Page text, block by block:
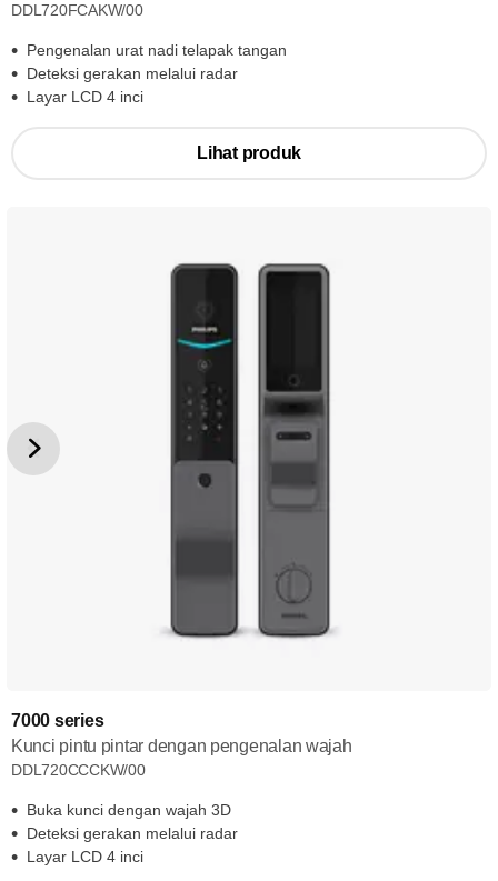
DDL720FCAKW/00
Pengenalan urat nadi telapak tangan
Deteksi gerakan melalui radar
Layar LCD 4 inci
Lihat produk
7000 series
Kunci pintu pintar dengan pengenalan wajah
DDL720CCCKW/00
Buka kunci dengan wajah 3D
Deteksi gerakan melalui radar
Layar LCD 4 inci